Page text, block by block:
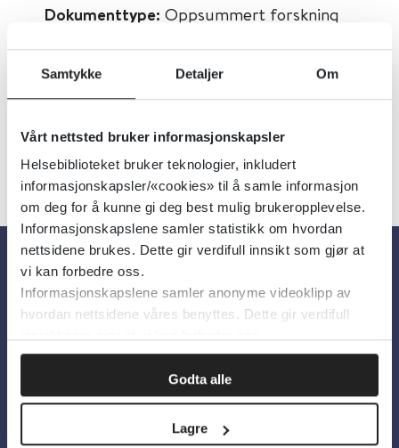
Samtykke Detaljer Om
Vårt nettsted bruker informasjonskapsler
Helsebiblioteket bruker teknologier, inkludert
informasjonskapsler/«cookies» til å samle informasjon
om deg for å kunne gi deg best mulig brukeropplevelse.
Informasjonskapslene samler statistikk om hvordan
nettsidene brukes. Dette gir verdifull innsikt som gjør at
vi kan forbedre oss.
Informasjonskapslene samler anonyme videoklipp av
hvordan nettsidene våres benyttes. Dette gir verdifull
Godta alle
Lagre
Dokumenttype: Oppsummert forskning
Utgiver:Cochrane Library
Språk:Engelsk
Om oss
Om Helsebiblioteket
Personvern og informasjonskapsler
Tilgjengelighetserklæring
Information in English